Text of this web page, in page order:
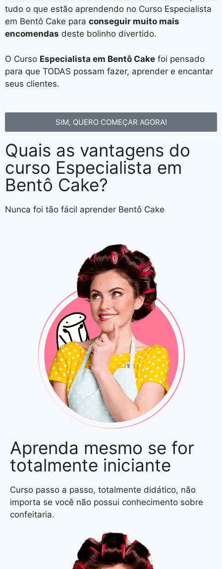
tudo o que estão aprendendo no Curso Especialista
em Bentô Cake para conseguir muito mais
encomendas deste bolinho divertido.
O Curso Especialista em Bentô Cake foi pensado
para que TODAS possam fazer, aprender e encantar
seus clientes.
SIM, QUERO COMEÇAR AGORA!
Quais as vantagens do
curso Especialista em
Bentô Cake?
Nunca foi tão fácil aprender Bentô Cake
Aprenda mesmo se for
totalmente iniciante
Curso passo a passo, totalmente didático, não
importa se você não possui conhecimento sobre
confeitaria.